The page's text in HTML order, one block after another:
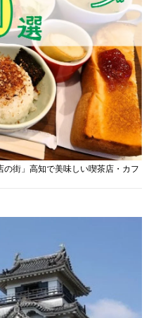
街」高知で美味しい喫茶店・カフ